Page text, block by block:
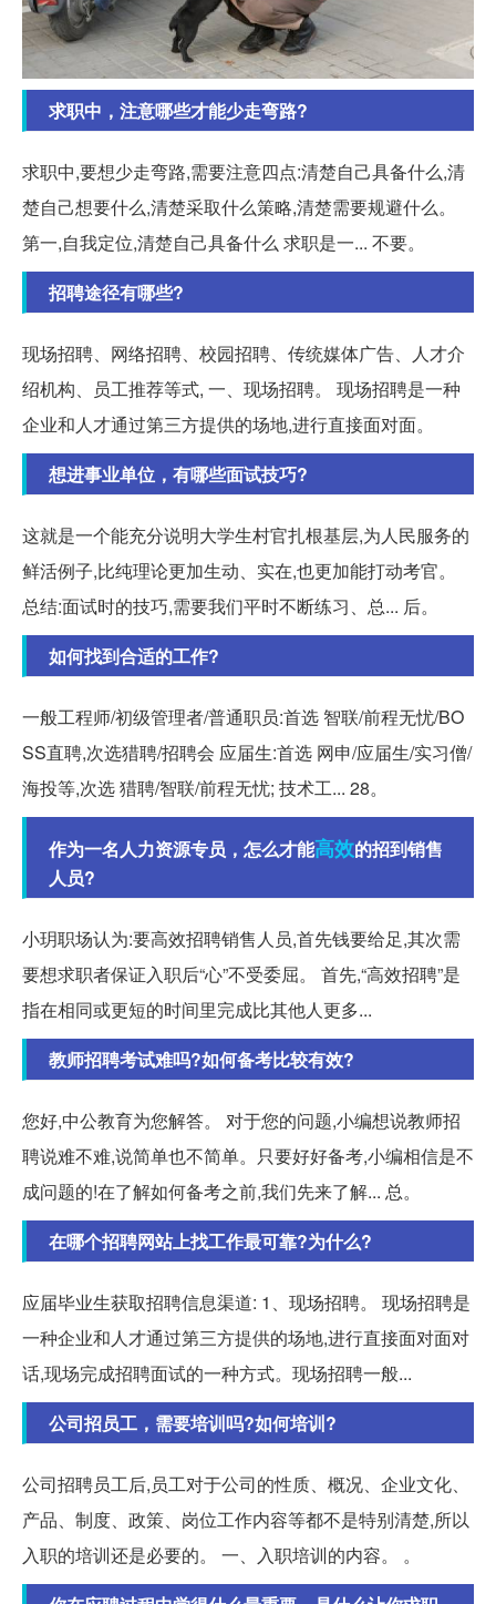
求职中，注意哪些才能少走弯路?
求职中,要想少走弯路,需要注意四点:清楚自己具备什么,清
楚自己想要什么,清楚采取什么策略,清楚需要规避什么。
第一,自我定位,清楚自己具备什么 求职是一... 不要。
招聘途径有哪些?
现场招聘、网络招聘、校园招聘、传统媒体广告、人才介
绍机构、员工推荐等式, 一、现场招聘。 现场招聘是一种
企业和人才通过第三方提供的场地,进行直接面对面。
想进事业单位，有哪些面试技巧?
这就是一个能充分说明大学生村官扎根基层,为人民服务的
鲜活例子,比纯理论更加生动、实在,也更加能打动考官。
总结:面试时的技巧,需要我们平时不断练习、总... 后。
如何找到合适的工作?
一般工程师/初级管理者/普通职员:首选 智联/前程无忧/BO
SS直聘,次选猎聘/招聘会 应届生:首选 网申/应届生/实习僧/
海投等,次选 猎聘/智联/前程无忧; 技术工... 28。
作为一名人力资源专员，怎么才能高效的招到销售
人员?
小玥职场认为:要高效招聘销售人员,首先钱要给足,其次需
要想求职者保证入职后“心”不受委屈。 首先,“高效招聘”是
指在相同或更短的时间里完成比其他人更多...
教师招聘考试难吗?如何备考比较有效?
您好,中公教育为您解答。 对于您的问题,小编想说教师招
聘说难不难,说简单也不简单。只要好好备考,小编相信是不
成问题的!在了解如何备考之前,我们先来了解... 总。
在哪个招聘网站上找工作最可靠?为什么?
应届毕业生获取招聘信息渠道: 1、现场招聘。 现场招聘是
一种企业和人才通过第三方提供的场地,进行直接面对面对
话,现场完成招聘面试的一种方式。现场招聘一般...
公司招员工，需要培训吗?如何培训?
公司招聘员工后,员工对于公司的性质、概况、企业文化、
产品、制度、政策、岗位工作内容等都不是特别清楚,所以
入职的培训还是必要的。 一、入职培训的内容。 。